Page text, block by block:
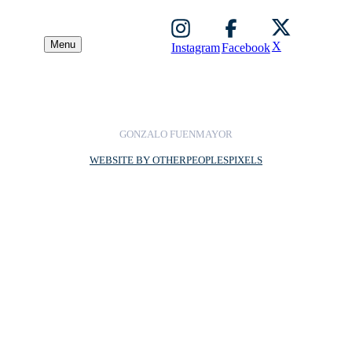
Menu InstagramFacebookX
GONZALO FUENMAYOR
WEBSITE BY OTHERPEOPLESPIXELS